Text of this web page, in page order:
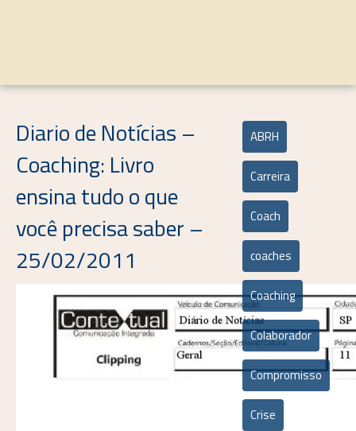
Diario de Notícias –
Coaching: Livro
ensina tudo o que
você precisa saber –
25/02/2011
ABRH
Carreira
Coach
coaches
Coaching
Colaborador
Compromisso
Crise